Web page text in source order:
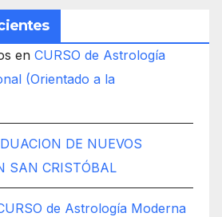
en CURSO de Astrología
(Orientado a la
DE NUEVOS
SAN CRISTÓBAL
de Astrología Moderna